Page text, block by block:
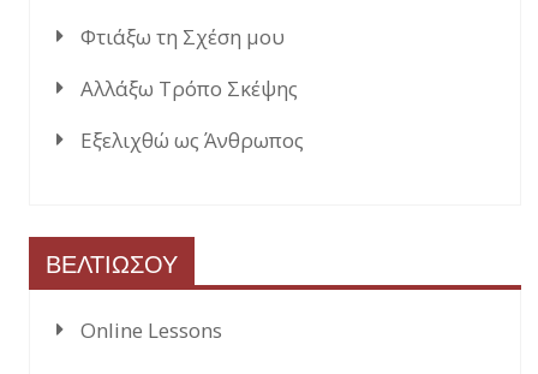
Φτιάξω τη Σχέση μου
Αλλάξω Τρόπο Σκέψης
Εξελιχθώ ως Άνθρωπος
ΒΕΛΤΙΩΣΟΥ
Online Lessons